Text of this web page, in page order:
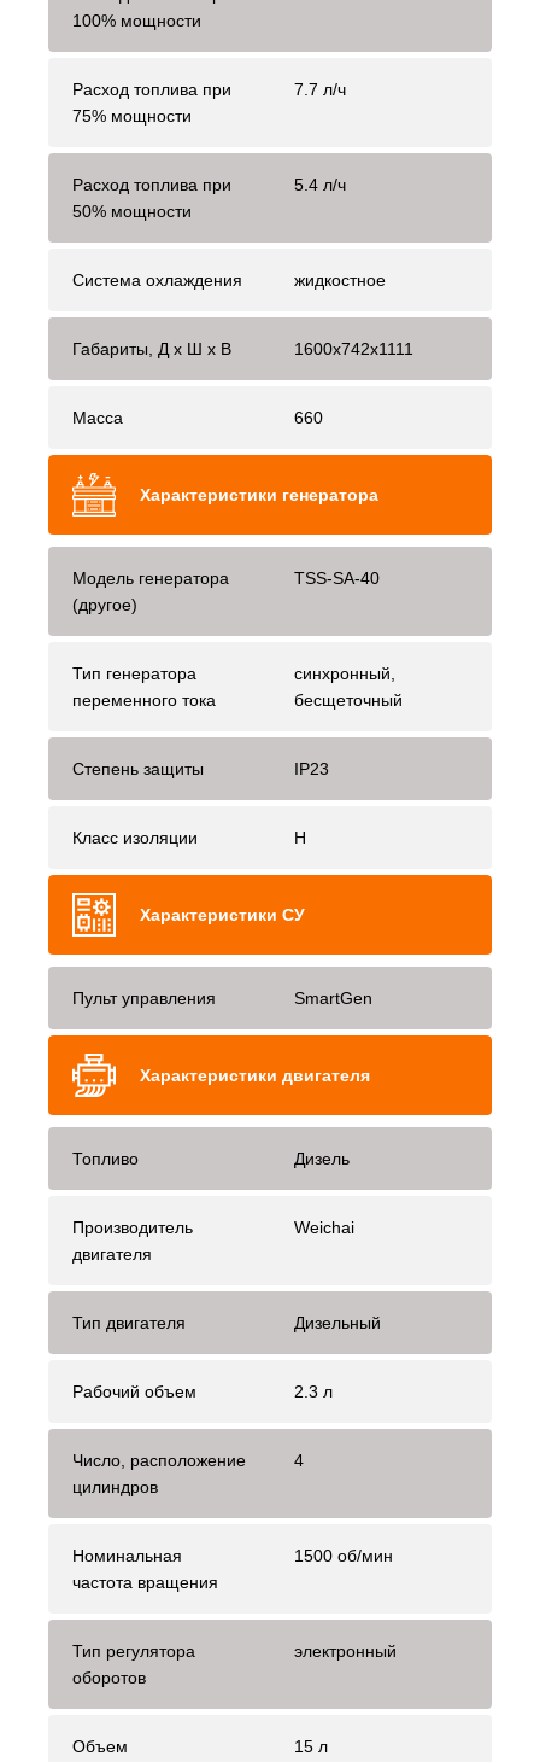
100% мощности
Расход топлива при
75% мощности
7.7 л/ч
Расход топлива при
50% мощности
5.4 л/ч
Система охлаждения жидкостное
Габариты, Д x Ш x В 1600x742x1111
Масса 660
Характеристики генератора
Модель генератора
(другое)
TSS-SA-40
Тип генератора
переменного тока
синхронный,
бесщеточный
Степень защиты IP23
Класс изоляции H
Характеристики СУ
Пульт управления SmartGen
Характеристики двигателя
Топливо Дизель
Производитель
двигателя
Weichai
Тип двигателя Дизельный
Рабочий объем 2.3 л
Число, расположение
цилиндров
4
Номинальная
частота вращения
1500 об/мин
Тип регулятора
оборотов
электронный
Объем
15 л